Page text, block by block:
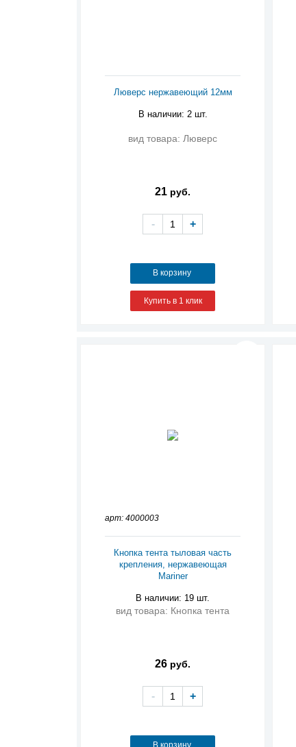
Люверс нержавеющий 12мм
В наличии: 2 шт.
вид товара: Люверс
21 руб.
- +
В корзину
Купить в 1 клик
арт: 4000003
Кнопка тента тыловая часть
крепления, нержавеющая
Mariner
В наличии: 19 шт.
вид товара: Кнопка тента
26 руб.
- +
В корзину